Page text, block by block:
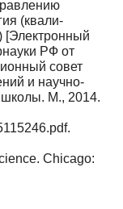
(квали­
[Электронный
РФ от
совет
и научно-
школы. М., 2014.
Chicago: